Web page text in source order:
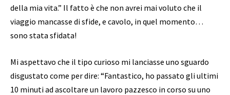
della mia vita.” Il fatto è che non avrei mai voluto che il
viaggio mancasse di sfide, e cavolo, in quel momento…
sono stata sfidata!
Mi aspettavo che il tipo curioso mi lanciasse uno sguardo
disgustato come per dire: “Fantastico, ho passato gli ultimi
10 minuti ad ascoltare un lavoro pazzesco in corso su uno